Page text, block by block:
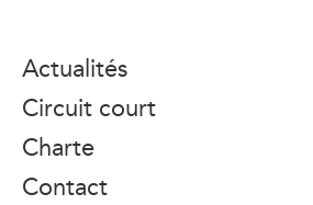
Actualités
Circuit court
Charte
Contact